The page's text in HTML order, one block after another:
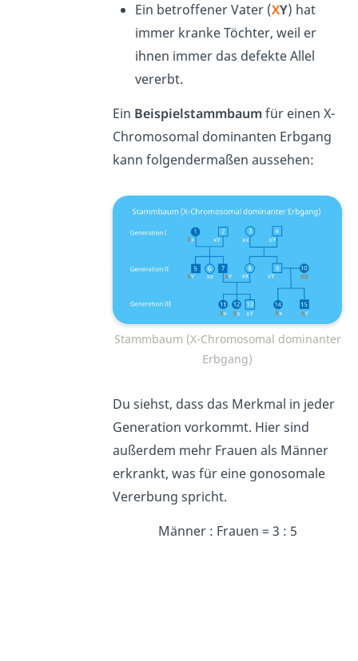
Ein betroffener Vater (XY) hat
immer kranke Töchter, weil er
ihnen immer das defekte Allel
vererbt.
Ein Beispielstammbaumfür einen X-
Chromosomal dominanten Erbgang
kann folgendermaßen aussehen:
Stammbaum (X-Chromosomal dominanter
Erbgang)
Du siehst, dass das Merkmal in jeder
Generation vorkommt. Hier sind
außerdem mehr Frauen als Männer
erkrankt, was für eine gonosomale
Vererbung spricht.
Männer : Frauen = 3 : 5